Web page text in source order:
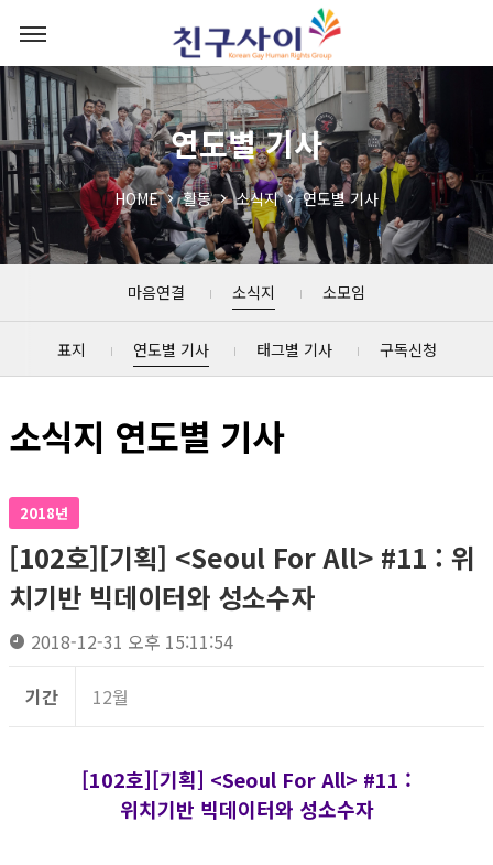
연도별 기사
HOME 활동 소식지 연도별 기사
마음연결 소식지 소모임
표지 연도별 기사 태그별 기사 구독신청
소식지 연도별 기사
2018년
[102호][기획] <Seoul For All> #11 : 위
치기반 빅데이터와 성소수자
2018-12-31 오후 15:11:54
기간 12월
[102호][기획] <Seoul For All> #11 :
위치기반 빅데이터와 성소수자